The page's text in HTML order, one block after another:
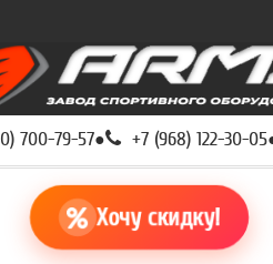
700-79-57● +7 (968) 122-30-05
Хочу скидку!